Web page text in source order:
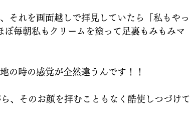
それを画面越しで拝見していたら「私もやっ
毎朝私もクリームを塗って足裏もみもみマ
の時の感覚が全然違うんです！！
、そのお顔を拝むこともなく酷使しつづけて